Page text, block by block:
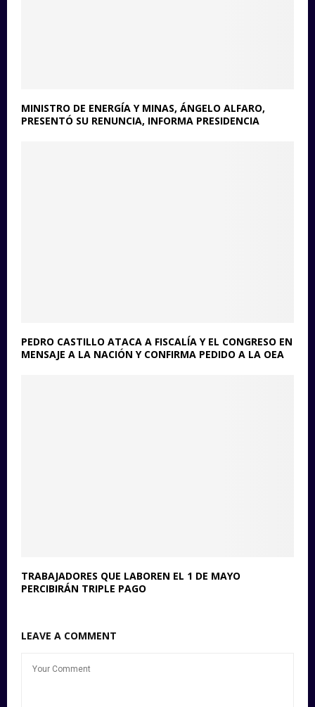
MINISTRO DE ENERGÍA Y MINAS, ÁNGELO ALFARO,
PRESENTÓ SU RENUNCIA, INFORMA PRESIDENCIA
PEDRO CASTILLO ATACA A FISCALÍA Y EL CONGRESO EN
MENSAJE A LA NACIÓN Y CONFIRMA PEDIDO A LA OEA
TRABAJADORES QUE LABOREN EL 1 DE MAYO
PERCIBIRÁN TRIPLE PAGO
LEAVE A COMMENT